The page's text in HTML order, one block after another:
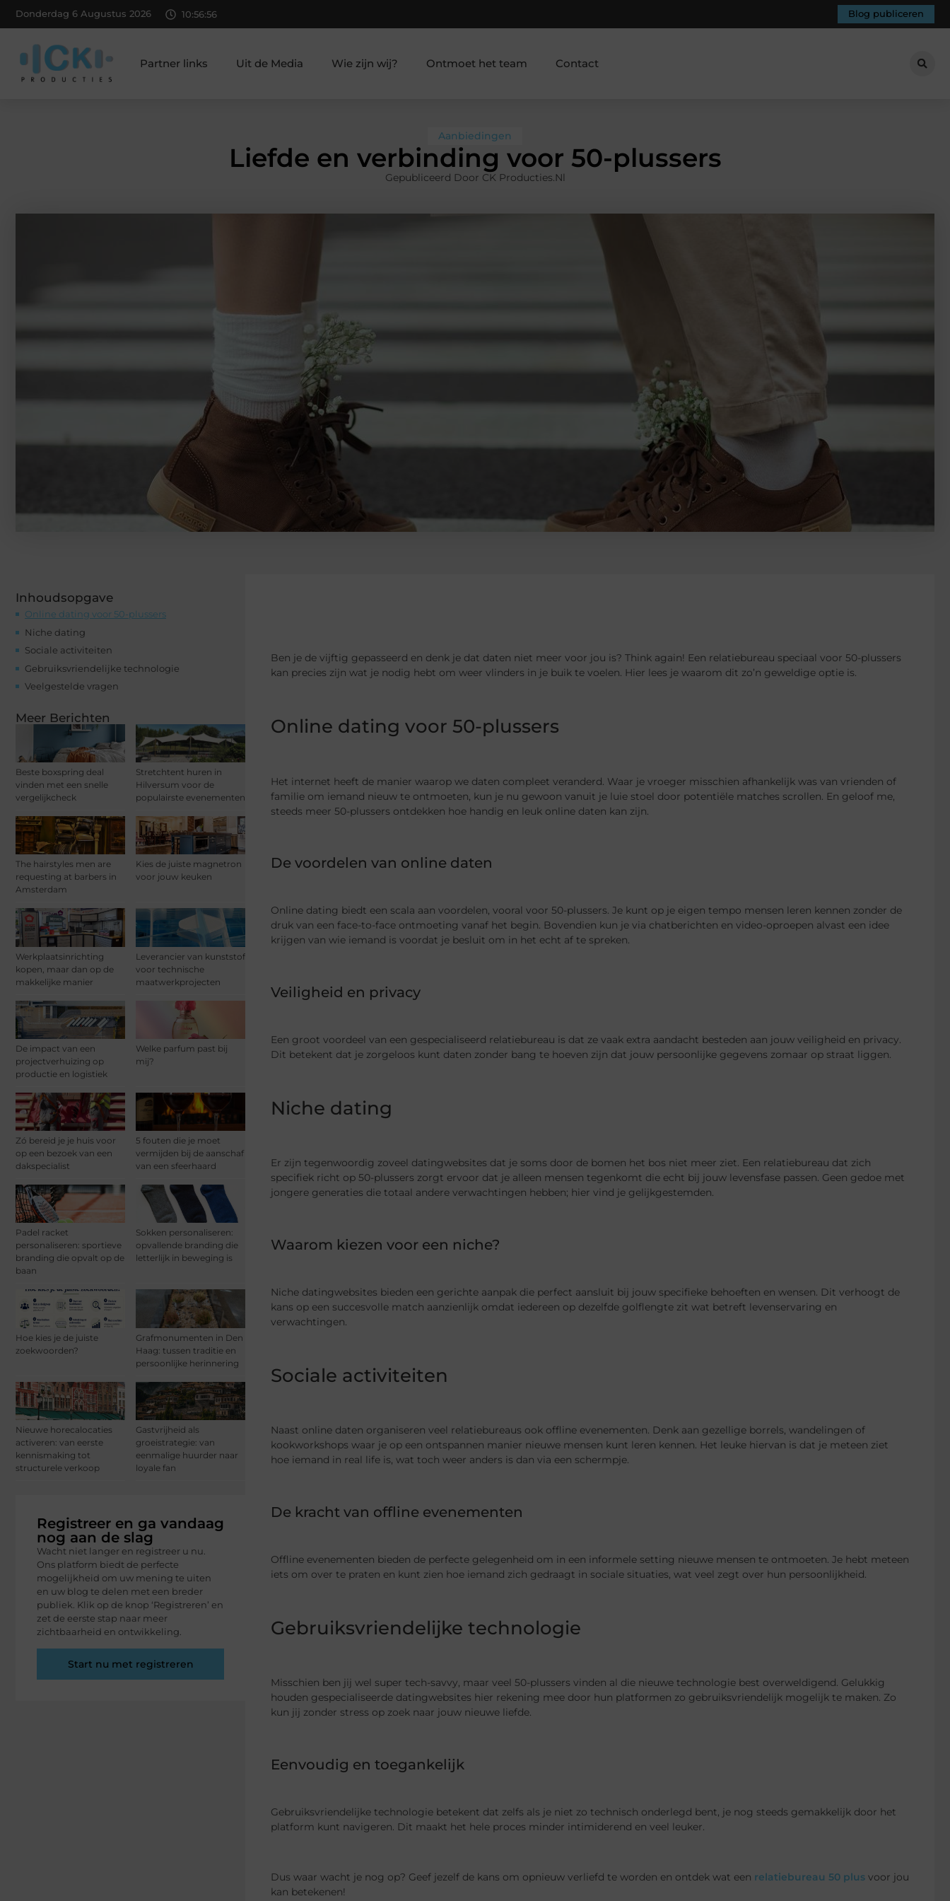
Donderdag 6 Augustus 2026 10:56:57 Blog publiceren
Partner links Uit de Media Wie zijn wij? Ontmoet het team Contact
Aanbiedingen
Liefde en verbinding voor 50-plussers
Gepubliceerd Door CK Producties.nl
Inhoudsopgave
Online dating voor 50-plussers
Niche dating
Sociale activiteiten
Gebruiksvriendelijke technologie
Veelgestelde vragen
Meer Berichten
Beste boxspring deal
vinden met een snelle
vergelijkcheck
Stretchtent huren in
Hilversum voor de
populairste evenementen
The hairstyles men are
requesting at barbers in
Amsterdam
Kies de juiste magnetron
voor jouw keuken
Werkplaatsinrichting
kopen, maar dan op de
makkelijke manier
Leverancier van kunststof
voor technische
maatwerkprojecten
De impact van een
projectverhuizing op
productie en logistiek
Welke parfum past bij
mij?
Zó bereid je je huis voor
op een bezoek van een
dakspecialist
5 fouten die je moet
vermijden bij de aanschaf
van een sfeerhaard
Padel racket
personaliseren: sportieve
branding die opvalt op de
baan
Sokken personaliseren:
opvallende branding die
letterlijk in beweging is
Hoe kies je de juiste
zoekwoorden?
Grafmonumenten in Den
Haag: tussen traditie en
persoonlijke herinnering
Nieuwe horecalocaties
activeren: van eerste
kennismaking tot
structurele verkoop
Gastvrijheid als
groeistrategie: van
eenmalige huurder naar
loyale fan
Registreer en ga vandaag
nog aan de slag
Wacht niet langer en registreer u nu.
Ons platform biedt de perfecte
mogelijkheid om uw mening te uiten
en uw blog te delen met een breder
publiek. Klik op de knop ‘Registreren’ en
zet de eerste stap naar meer
zichtbaarheid en ontwikkeling.
Start nu met registreren
Ben je de vijftig gepasseerd en denk je dat daten niet meer voor jou is? Think again! Een relatiebureau speciaal voor 50-plussers
kan precies zijn wat je nodig hebt om weer vlinders in je buik te voelen. Hier lees je waarom dit zo’n geweldige optie is.
Online dating voor 50-plussers
Het internet heeft de manier waarop we daten compleet veranderd. Waar je vroeger misschien afhankelijk was van vrienden of
familie om iemand nieuw te ontmoeten, kun je nu gewoon vanuit je luie stoel door potentiële matches scrollen. En geloof me,
steeds meer 50-plussers ontdekken hoe handig en leuk online daten kan zijn.
De voordelen van online daten
Online dating biedt een scala aan voordelen, vooral voor 50-plussers. Je kunt op je eigen tempo mensen leren kennen zonder de
druk van een face-to-face ontmoeting vanaf het begin. Bovendien kun je via chatberichten en video-oproepen alvast een idee
krijgen van wie iemand is voordat je besluit om in het echt af te spreken.
Veiligheid en privacy
Een groot voordeel van een gespecialiseerd relatiebureau is dat ze vaak extra aandacht besteden aan jouw veiligheid en privacy.
Dit betekent dat je zorgeloos kunt daten zonder bang te hoeven zijn dat jouw persoonlijke gegevens zomaar op straat liggen.
Niche dating
Er zijn tegenwoordig zoveel datingwebsites dat je soms door de bomen het bos niet meer ziet. Een relatiebureau dat zich
specifiek richt op 50-plussers zorgt ervoor dat je alleen mensen tegenkomt die echt bij jouw levensfase passen. Geen gedoe met
jongere generaties die totaal andere verwachtingen hebben; hier vind je gelijkgestemden.
Waarom kiezen voor een niche?
Niche datingwebsites bieden een gerichte aanpak die perfect aansluit bij jouw specifieke behoeften en wensen. Dit verhoogt de
kans op een succesvolle match aanzienlijk omdat iedereen op dezelfde golflengte zit wat betreft levenservaring en
verwachtingen.
Sociale activiteiten
Naast online daten organiseren veel relatiebureaus ook offline evenementen. Denk aan gezellige borrels, wandelingen of
kookworkshops waar je op een ontspannen manier nieuwe mensen kunt leren kennen. Het leuke hiervan is dat je meteen ziet
hoe iemand in real life is, wat toch weer anders is dan via een schermpje.
De kracht van offline evenementen
Offline evenementen bieden de perfecte gelegenheid om in een informele setting nieuwe mensen te ontmoeten. Je hebt meteen
iets om over te praten en kunt zien hoe iemand zich gedraagt in sociale situaties, wat veel zegt over hun persoonlijkheid.
Gebruiksvriendelijke technologie
Misschien ben jij wel super tech-savvy, maar veel 50-plussers vinden al die nieuwe technologie best overweldigend. Gelukkig
houden gespecialiseerde datingwebsites hier rekening mee door hun platformen zo gebruiksvriendelijk mogelijk te maken. Zo
kun jij zonder stress op zoek naar jouw nieuwe liefde.
Eenvoudig en toegankelijk
Gebruiksvriendelijke technologie betekent dat zelfs als je niet zo technisch onderlegd bent, je nog steeds gemakkelijk door het
platform kunt navigeren. Dit maakt het hele proces minder intimiderend en veel leuker.
Dus waar wacht je nog op? Geef jezelf de kans om opnieuw verliefd te worden en ontdek wat een relatiebureau 50 plus voor jou
kan betekenen!